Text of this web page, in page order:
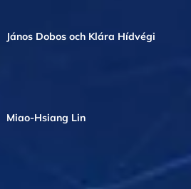
János Dobos och Klára Hídvégi
Miao-Hsiang Lin